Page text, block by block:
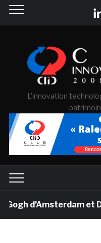
L'innovation
d’Amsterdam et